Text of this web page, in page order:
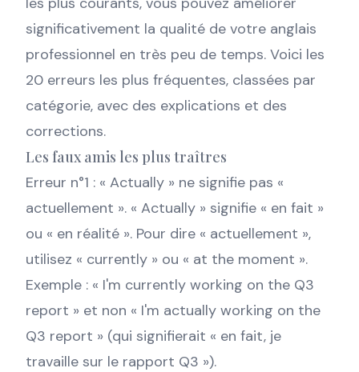
significativement la qualité de votre anglais
professionnel en très peu de temps. Voici les
20 erreurs les plus fréquentes, classées par
catégorie, avec des explications et des
corrections.
Les faux amis les plus traîtres
Erreur n°1 : « Actually » ne signifie pas «
actuellement ». « Actually » signifie « en fait »
ou « en réalité ». Pour dire « actuellement »,
utilisez « currently » ou « at the moment ».
Exemple : « I'm currently working on the Q3
report » et non « I'm actually working on the
Q3 report » (qui signifierait « en fait, je
travaille sur le rapport Q3 »).